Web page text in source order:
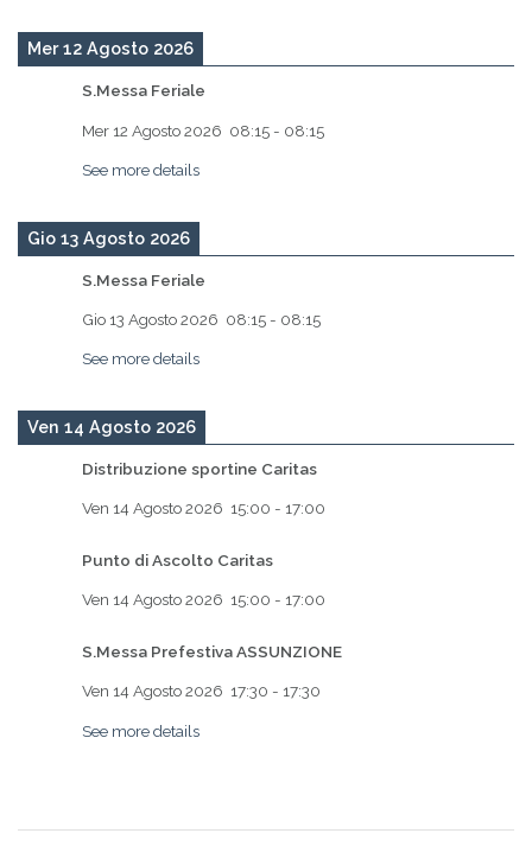
Mer 12 Agosto 2026
S.Messa Feriale
Mer 12 Agosto 2026 08:15 - 08:15
See more details
Gio 13 Agosto 2026
S.Messa Feriale
Gio 13 Agosto 2026 08:15 - 08:15
See more details
Ven 14 Agosto 2026
Distribuzione sportine Caritas
Ven 14 Agosto 2026 15:00 - 17:00
Punto di Ascolto Caritas
Ven 14 Agosto 2026 15:00 - 17:00
S.Messa Prefestiva ASSUNZIONE
Ven 14 Agosto 2026 17:30 - 17:30
See more details